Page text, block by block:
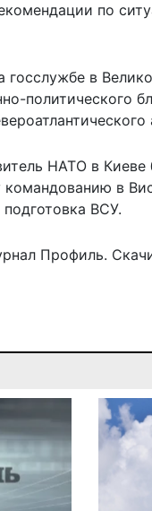
по
в
политического
НАТО в
командованию в
ВСУ.
Профиль.